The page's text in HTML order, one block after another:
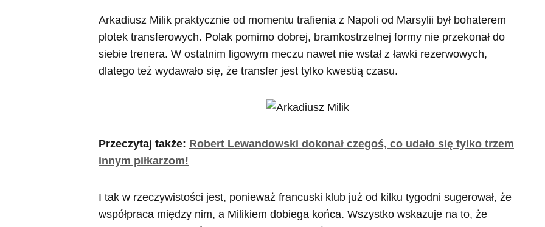
Arkadiusz Milik praktycznie od momentu trafienia z Napoli od Marsylii był bohaterem
plotek transferowych. Polak pomimo dobrej, bramkostrzelnej formy nie przekonał do
siebie trenera. W ostatnim ligowym meczu nawet nie wstał z ławki rezerwowych,
dlatego też wydawało się, że transfer jest tylko kwestią czasu.
Przeczytaj także: Robert Lewandowski dokonał czegoś, co udało się tylko trzem
innym piłkarzom!
I tak w rzeczywistości jest, ponieważ francuski klub już od kilku tygodni sugerował, że
współpraca między nim, a Milikiem dobiega końca. Wszystko wskazuje na to, że